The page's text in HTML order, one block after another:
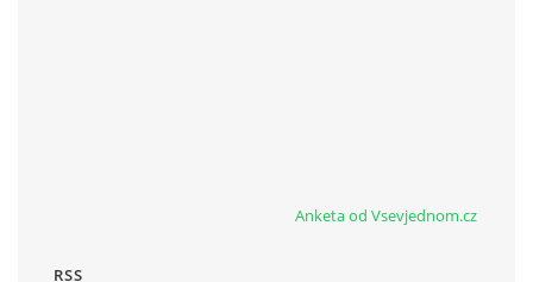
Anketa od Vsevjednom.cz
RSS